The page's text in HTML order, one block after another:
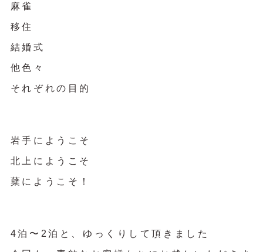
麻雀
移住
結婚式
他色々
それぞれの目的
岩手にようこそ
北上にようこそ
蘖にようこそ！
4泊〜2泊と、ゆっくりして頂きました